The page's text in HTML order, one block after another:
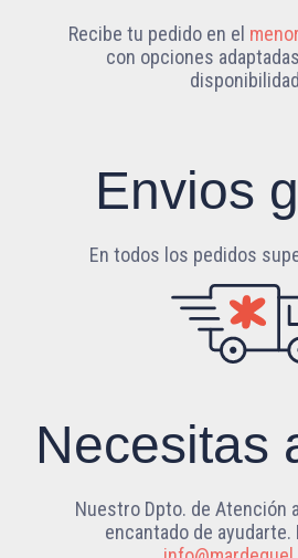
Recibe tu pedido en el
con opciones
Envios
En todos los pedidos
Necesitas
Nuestro Dpto. de Atención
encantado de